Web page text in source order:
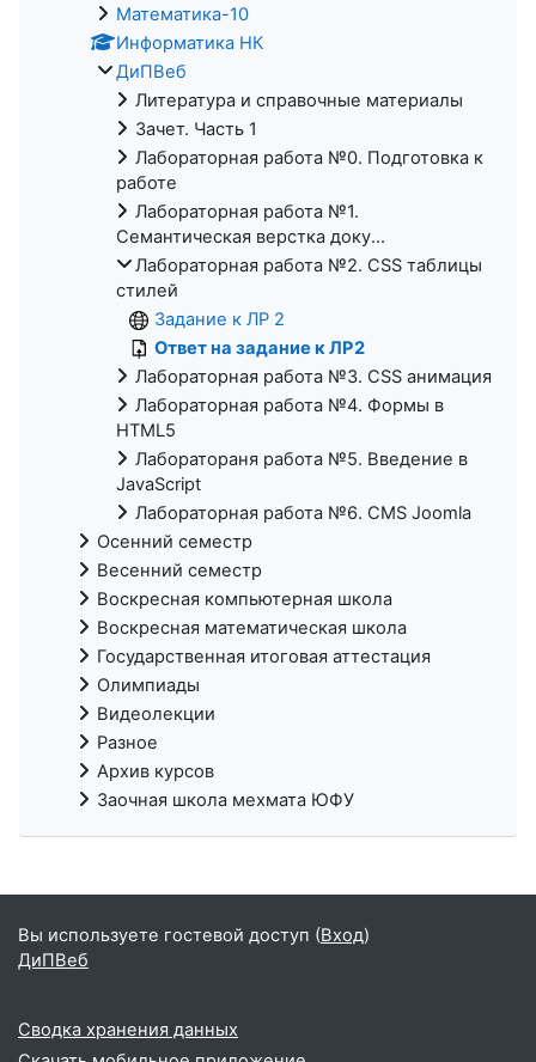
Математика-10
Информатика НК
ДиПВеб
Литература и справочные материалы
Зачет. Часть 1
Лабораторная работа №0. Подготовка к
работе
Лабораторная работа №1.
Семантическая верстка доку...
Лабораторная работа №2. CSS таблицы
стилей
Задание к ЛР 2
Ответ на задание к ЛР2
Лабораторная работа №3. CSS анимация
Лабораторная работа №4. Формы в
HTML5
Лаборатораня работа №5. Введение в
JavaScript
Лабораторная работа №6. CMS Joomla
Осенний семестр
Весенний семестр
Воскресная компьютерная школа
Воскресная математическая школа
Государственная итоговая аттестация
Олимпиады
Видеолекции
Разное
Архив курсов
Заочная школа мехмата ЮФУ
Вы используете гостевой доступ (Вход)
ДиПВеб
Сводка хранения данных